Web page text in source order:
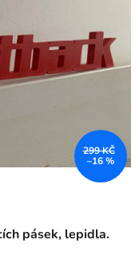
pásek, lepidla.
299 KČ
–16 %